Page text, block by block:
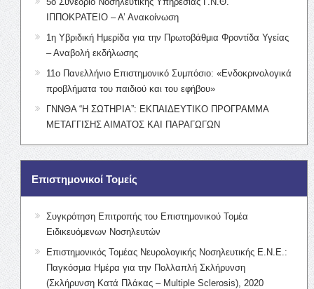
ΙΠΠΟΚΡΑΤΕΙΟ – Α’ Ανακοίνωση
1η Υβριδική Ημερίδα για την Πρωτοβάθμια Φροντίδα Υγείας
– Αναβολή εκδήλωσης
11ο Πανελλήνιο Επιστημονικό Συμπόσιο: «Ενδοκρινολογικά
προβλήματα του παιδιού και του εφήβου»
ΓΝΝΘΑ “Η ΣΩΤΗΡΙΑ”: ΕΚΠΑΙΔΕΥΤΙΚΟ ΠΡΟΓΡΑΜΜΑ
ΜΕΤΑΓΓΙΣΗΣ ΑΙΜΑΤΟΣ ΚΑΙ ΠΑΡΑΓΩΓΩΝ
Επιστημονικοί Τομείς
Συγκρότηση Επιτροπής του Επιστημονικού Τομέα
Ειδικευόμενων Νοσηλευτών
Επιστημονικός Τομέας Νευρολογικής Νοσηλευτικής Ε.Ν.Ε.:
Παγκόσμια Ημέρα για την Πολλαπλή Σκλήρυνση
(Σκλήρυνση Κατά Πλάκας – Multiple Sclerosis), 2020